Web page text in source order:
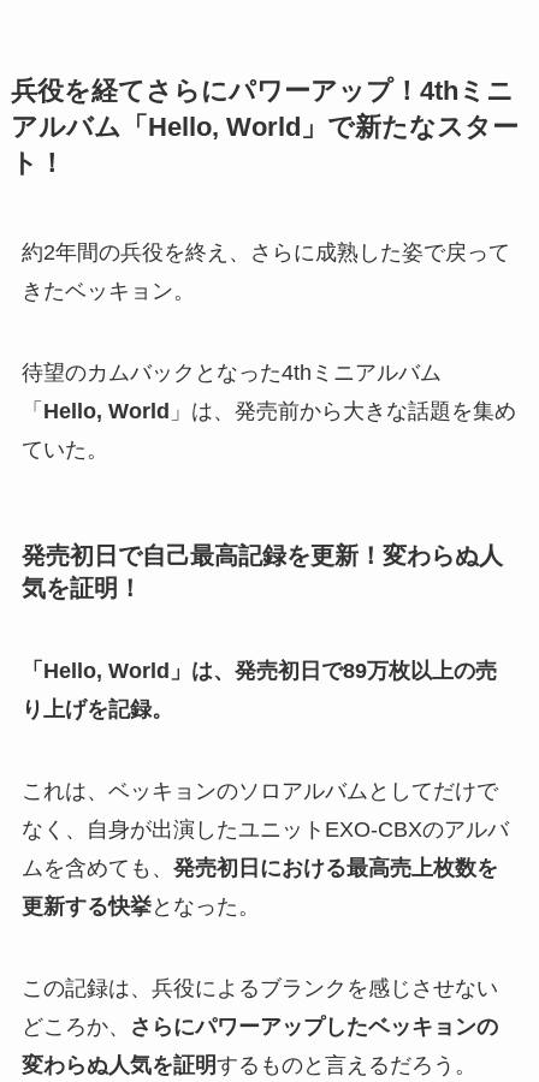
兵役を経てさらにパワーアップ！4thミニ
アルバム「Hello, World」で新たなスター
ト！
約2年間の兵役を終え、さらに成熟した姿で戻って
きたベッキョン。
待望のカムバックとなった4thミニアルバム
「 Hello, World 」は、発売前から大きな話題を集め
ていた。
発売初日で自己最高記録を更新！変わらぬ人
気を証明！
「Hello, World」は、発売初日で89万枚以上の売
り上げを記録。
これは、ベッキョンのソロアルバムとしてだけで
なく、自身が出演したユニットEXO-CBXのアルバ
ムを含めても、 発売初日における最高売上枚数を
更新する快挙となった。
この記録は、兵役によるブランクを感じさせない
どころか、
さらにパワーアップしたベッキョンの
変わらぬ人気を証明するものと言えるだろう。